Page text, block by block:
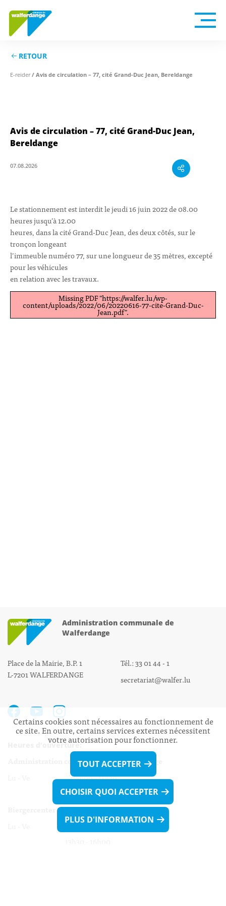
RETOUR
E-reider/ Avis de circulation – 77, cité Grand-Duc Jean, Bereldange
Avis de circulation – 77, cité Grand-Duc Jean,
Bereldange
07.08.2026
Le stationnement est interdit le jeudi 16 juin 2022 de 08.00
heures jusqu’à 12.00
heures, dans la cité Grand-Duc Jean, des deux côtés, sur le
tronçon longeant
l’immeuble numéro 77, sur une longueur de 35 mètres, excepté
pour les véhicules
en relation avec les travaux.
Missing PDF "https://walfer.lu/wp-
content/uploads/2022/06/20220616-77-cite-Grand-Duc-
Jean.pdf".
Administration communale de
Walferdange
Place de la Mairie, B.P. 1
L-7201 WALFERDANGE
Tél.: 33 01 44 - 1
secretariat@walfer.lu
Heures d’ouverture:
Administration communale de Walferdange
Lu - Ve 08h00 - 11h30
13h30 - 16h00
Lu - Ve 08h00 - 11h30
Certains cookies sont nécessaires au fonctionnement de
ce site. En outre, certains services externes nécessitent
votre autorisation pour fonctionner.
TOUT ACCEPTER
CHOISIR QUOI ACCEPTER
PLUS D'INFORMATION